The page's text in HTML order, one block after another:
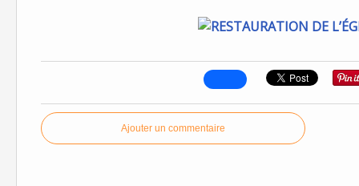
Ajouter un commentaire